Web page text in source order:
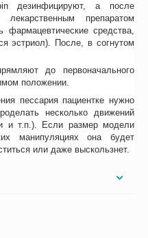
дезинфицируют, а после
препаратом
фармацевтические средства,
эстриол). После, в согнутом
до первоначального
положении.
пессария пациентке нужно
несколько движений
и т.п.). Если размер модели
манипуляциях она будет
или даже выскользнет.